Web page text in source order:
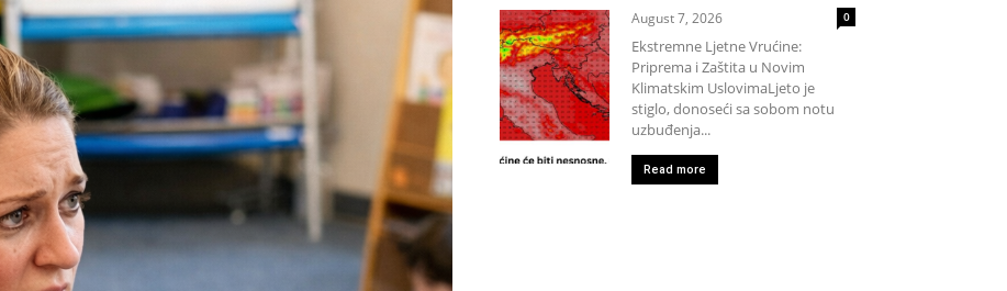
August 7, 2026 0
Ekstremne Ljetne Vrućine:
Priprema i Zaštita u Novim
Klimatskim UslovimaLjeto je
stiglo, donoseći sa sobom notu
uzbuđenja...
Read more